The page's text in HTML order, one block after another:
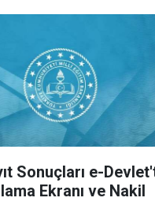
Sonuçları e-
Ekranı ve Nakil